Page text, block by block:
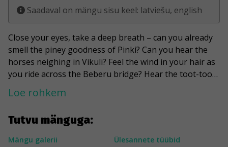
Tutvu mänguga:
Mängu galerii
Ülesannete tüübid
Saadaval on mängu sisu keel: latviešu, english
Close your eyes, take a deep breath – can you already
smell the piney goodness of Pinki? Can you hear the
horses neighing in Vikuli? Feel the wind in your hair as
you ride across the Beberu bridge? Hear the toot-toot
of the Babite train? Not yet? Well, it’s time to dust off
your bike and set off on an orienteering adventure
game will wind you through the twists and turns of
Pupe Park, lead you to the eco-school, and give you a
Loe rohkem